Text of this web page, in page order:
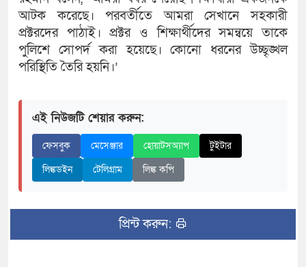
আটক করেছে। পরবর্তীতে আমরা সেখানে সহকারী
প্রক্টরদের পাঠাই। প্রক্টর ও শিক্ষার্থীদের সমন্বয়ে তাকে
পুলিশে সোপর্দ করা হয়েছে। কোনো ধরনের উচ্ছৃঙ্খল
পরিস্থিতি তৈরি হয়নি।’
এই নিউজটি শেয়ার করুন:
ফেসবুক মেসেঞ্জার হোয়াটসঅ্যাপ
টুইটার
লিঙ্কডইন
টেলিগ্রাম লিঙ্ক কপি
প্রিন্ট করুন: